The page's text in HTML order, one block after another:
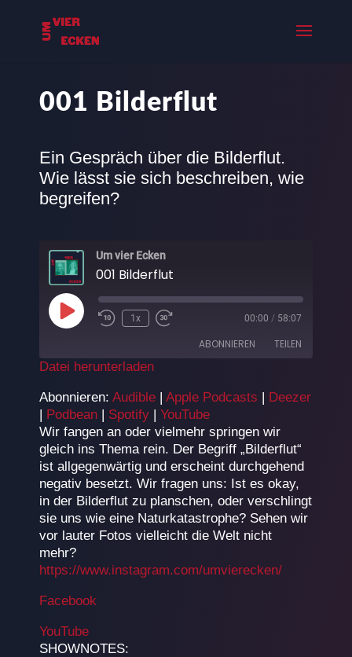
001 Bilderflut
Ein Gespräch über die Bilderflut.
Wie lässt sie sich beschreiben, wie
begreifen?
Um vier Ecken
001 Bilderflut
Play
Episode
1x 00:00 / 58:07
ABONNIEREN TEILEN
Audible Apple Podcasts
Deezer Podbean
Spotify YouTube
RSS FEED
TEILEN
LINK
EMBED
Datei herunterladen
Abonnieren:Audible |Apple Podcasts | Deezer
| Podbean | Spotify |YouTube
Wir fangen an oder vielmehr springen wir
gleich ins Thema rein. Der Begriff „Bilderflut“
ist allgegenwärtig und erscheint durchgehend
negativ besetzt. Wir fragen uns: Ist es okay,
in der Bilderflut zu planschen, oder verschlingt
sie uns wie eine Naturkatastrophe? Sehen wir
vor lauter Fotos vielleicht die Welt nicht
mehr?
https://www.instagram.com/umvierecken/
Facebook
YouTube
SHOWNOTES: